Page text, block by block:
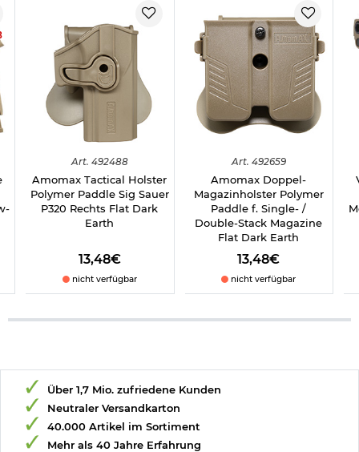
Art. 492488
Amomax Tactical Holster
Polymer Paddle Sig Sauer
P320 Rechts Flat Dark
Earth
13,48€
nicht verfügbar
Art. 492659
Amomax Doppel-
Magazinholster Polymer
Paddle f. Single- /
Double-Stack Magazine
Flat Dark Earth
13,48€
nicht verfügbar
Über 1,7 Mio. zufriedene Kunden
Neutraler Versandkarton
40.000 Artikel im Sortiment
Mehr als 40 Jahre Erfahrung